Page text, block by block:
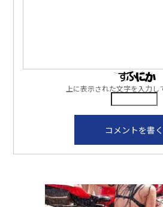
上に表示された文字を入力し